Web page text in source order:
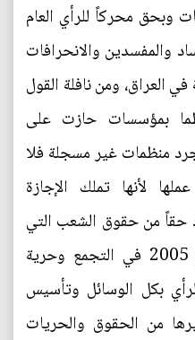
وبحق محركاً للرأي العام
والمفسدين والانحرافات
العراق، ومن نافلة القول
بمؤسسات حازت على
منظمات غير مسجلة فلا
لأنها تملك الإجازة
حقاً من حقوق الشعب التي
كفلها الدستور العراقي للعام 2005 في التجمع وحرية
بكل الوسائل وتأسيس
من الحقوق والحريات